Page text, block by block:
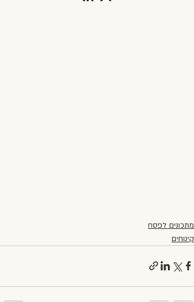
מתכונים לפסח
קינוחים